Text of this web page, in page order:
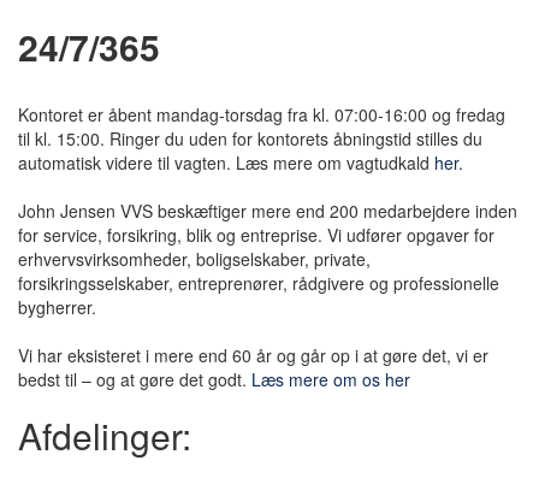
24/7/365
Kontoret er åbent mandag-torsdag fra kl. 07:00-16:00 og fredag
til kl. 15:00. Ringer du uden for kontorets åbningstid stilles du
automatisk videre til vagten. Læs mere om vagtudkald her.
John Jensen VVS beskæftiger mere end 200 medarbejdere inden
for service, forsikring, blik og entreprise. Vi udfører opgaver for
erhvervsvirksomheder, boligselskaber, private,
forsikringsselskaber, entreprenører, rådgivere og professionelle
bygherrer.
Vi har eksisteret i mere end 60 år og går op i at gøre det, vi er
bedst til – og at gøre det godt. Læs mere om os her
Afdelinger: